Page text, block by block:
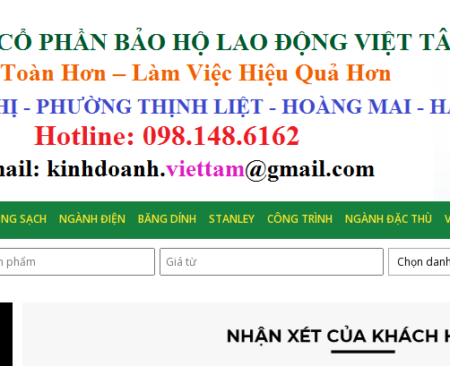
SẠCH NGÀNH ĐIỆN BĂNG DÍNH STANLEY CÔNG TRÌNH NGÀNH ĐẶC THÙ